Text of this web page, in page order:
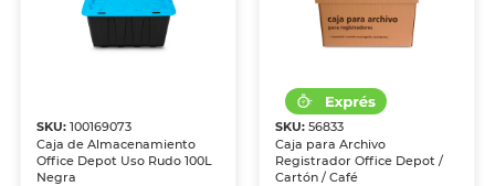
SKU:100169073
Caja de Almacenamiento
Office Depot Uso Rudo 100L
Negra
SKU: 56833
Caja para Archivo
Registrador Office Depot /
Cartón / Café